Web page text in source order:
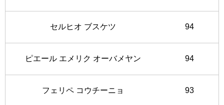
セルヒオ ブスケツ 94
ピエール エメリク オーバメヤン 94
フェリペ コウチーニョ 93